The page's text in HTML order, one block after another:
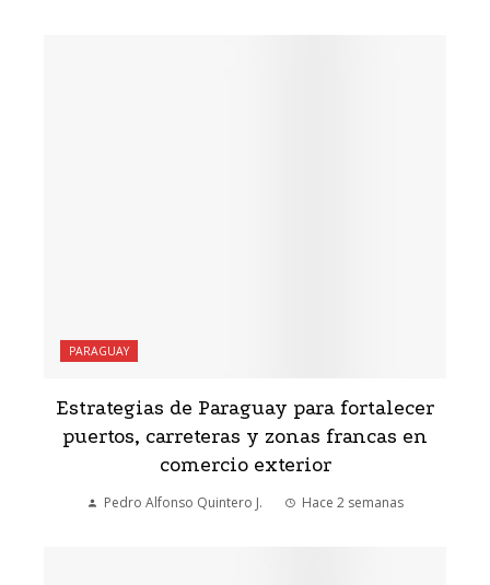
PARAGUAY
Estrategias de Paraguay para fortalecer
puertos, carreteras y zonas francas en
comercio exterior
Pedro Alfonso Quintero J. Hace 2 semanas